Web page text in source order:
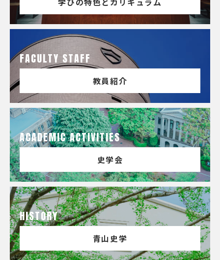
FACULTY STAFF
教員紹介
ACADEMIC ACTIVITIES
史学会
HISTORY
青山史学